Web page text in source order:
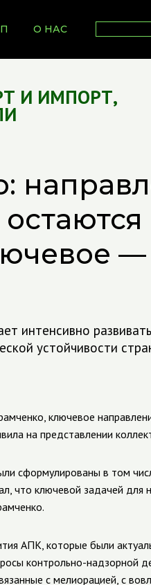
О НАС
И ИМПОРТ,
—
интенсивно
устойчивости
ключевое
на представлении
сформулированы в том
что ключевой задачей для
АПК, которые были
контрольно-надзорной
с мелиорацией, с